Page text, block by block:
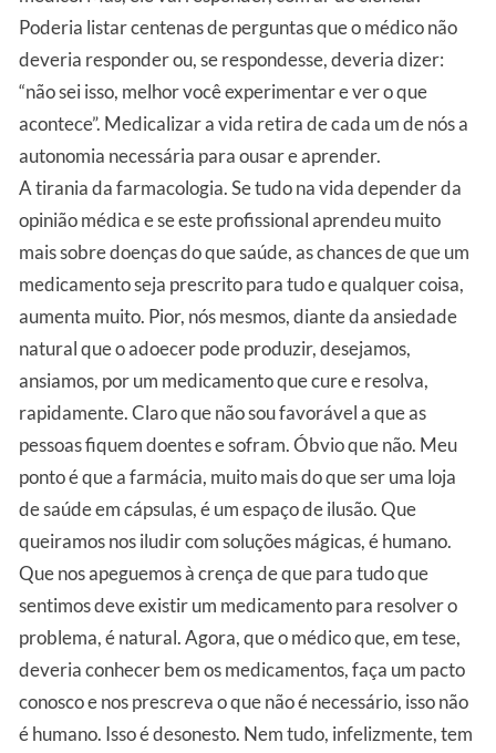
Poderia listar centenas de perguntas que o médico não
deveria responder ou, se respondesse, deveria dizer:
“não sei isso, melhor você experimentar e ver o que
acontece”. Medicalizar a vida retira de cada um de nós a
autonomia necessária para ousar e aprender.
A tirania da farmacologia. Se tudo na vida depender da
opinião médica e se este profissional aprendeu muito
mais sobre doenças do que saúde, as chances de que um
medicamento seja prescrito para tudo e qualquer coisa,
aumenta muito. Pior, nós mesmos, diante da ansiedade
natural que o adoecer pode produzir, desejamos,
ansiamos, por um medicamento que cure e resolva,
rapidamente. Claro que não sou favorável a que as
pessoas fiquem doentes e sofram. Óbvio que não. Meu
ponto é que a farmácia, muito mais do que ser uma loja
de saúde em cápsulas, é um espaço de ilusão. Que
queiramos nos iludir com soluções mágicas, é humano.
Que nos apeguemos à crença de que para tudo que
sentimos deve existir um medicamento para resolver o
problema, é natural. Agora, que o médico que, em tese,
deveria conhecer bem os medicamentos, faça um pacto
conosco e nos prescreva o que não é necessário, isso não
é humano. Isso é desonesto. Nem tudo, infelizmente, tem